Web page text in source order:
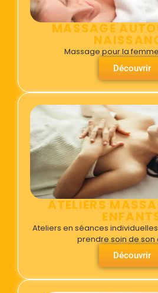
MASSAGE
Massage pour la
Découvrir
ATELIERS
Ateliers en séances
prendre soin de son
Découvrir